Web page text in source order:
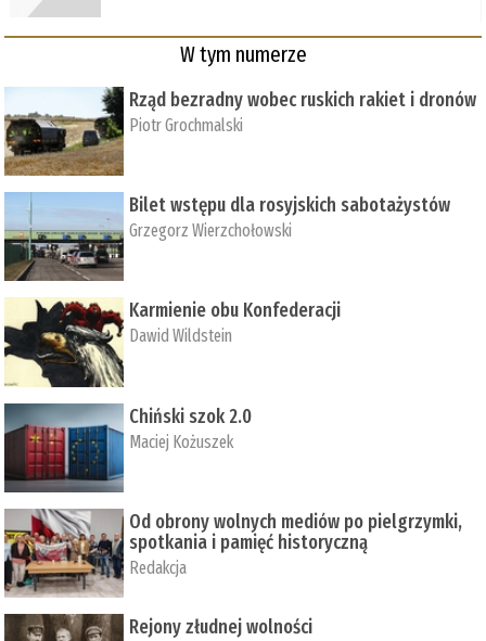
W tym numerze
Rząd bezradny wobec ruskich rakiet i dronów
Piotr Grochmalski
Bilet wstępu dla rosyjskich sabotażystów
Grzegorz Wierzchołowski
Karmienie obu Konfederacji
Dawid Wildstein
Chiński szok 2.0
Maciej Kożuszek
Od obrony wolnych mediów po pielgrzymki,
spotkania i pamięć historyczną
Redakcja
Rejony złudnej wolności